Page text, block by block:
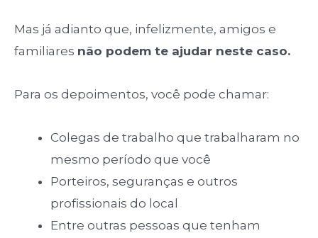
Mas já adianto que, infelizmente, amigos e
familiares não podem te ajudar neste caso.
Para os depoimentos, você pode chamar:
Colegas de trabalho que trabalharam no
mesmo período que você
Porteiros, seguranças e outros
profissionais do local
Entre outras pessoas que tenham